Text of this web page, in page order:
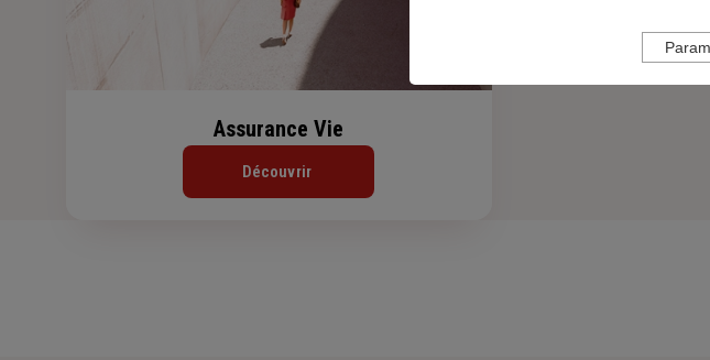
Assurance Vie
Découvrir